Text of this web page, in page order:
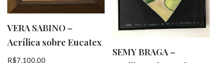
VERA SABINO –
Acrílica sobre Eucatex
R$7.100,00
SEMY BRAGA –